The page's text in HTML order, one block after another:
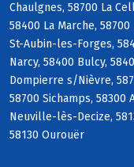
Chaulgnes, 58700 La
58400 La Marche,
St-Aubin-les-Forges,
Narcy, 58400 Bulcy,
Dompierre s/Nièvre,
58700 Sichamps,
Neuville-lès-Decize,
58130 Ourouër